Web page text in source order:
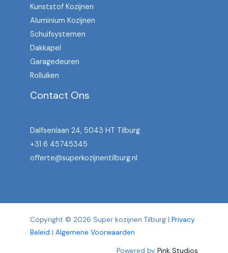
Kunststof Kozijnen
Aluminium Kozijnen
Schuifsystemen
Dakkapel
Garagedeuren
Rolluiken
Contact Ons
Dalfsenlaan 24, 5043 HT Tilburg
+31 6 45745345
offerte@superkozijnentilburg.nl
Copyright © 2026 Super kozijnen Tilburg | Privacy
Beleid | Algemene Voorwaarden
Powered by Pink Studios